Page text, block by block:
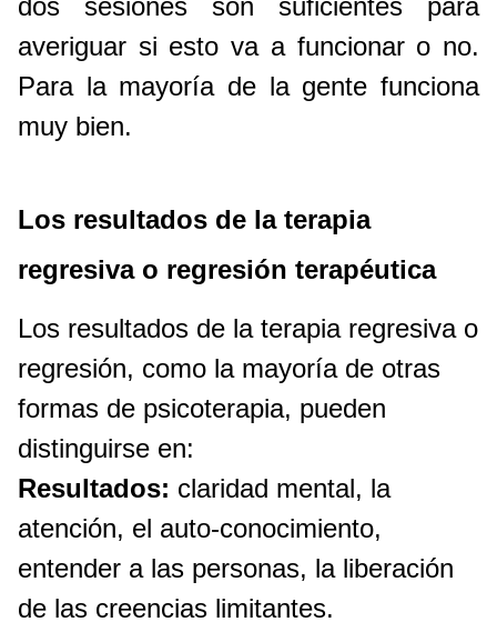
dos sesiones son suficientes para
averiguar si esto va a funcionar o no.
Para la mayoría de la gente funciona
muy bien.
Los resultados de la terapia
regresiva o regresión terapéutica
Los resultados de la terapia regresiva o
regresión, como la mayoría de otras
formas de psicoterapia, pueden
distinguirse en:
Resultados: claridad mental, la
atención, el auto-conocimiento,
entender a las personas, la liberación
de las creencias limitantes.